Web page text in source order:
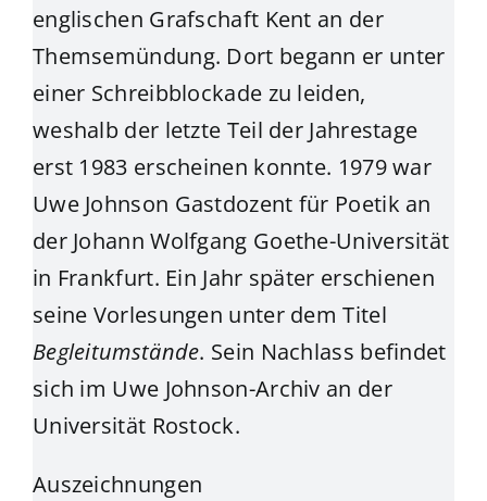
englischen Grafschaft Kent an der
Themsemündung. Dort begann er unter
einer Schreibblockade zu leiden,
weshalb der letzte Teil der Jahrestage
erst 1983 erscheinen konnte. 1979 war
Uwe Johnson Gastdozent für Poetik an
der Johann Wolfgang Goethe-Universität
in Frankfurt. Ein Jahr später erschienen
seine Vorlesungen unter dem Titel
Begleitumstände. Sein Nachlass befindet
sich im Uwe Johnson-Archiv an der
Universität Rostock.
Auszeichnungen